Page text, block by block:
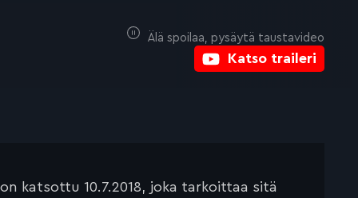
Katso traileri
Älä spoilaa, pysäytä taustavideo
katsottu 10.7.2018, joka tarkoittaa sitä